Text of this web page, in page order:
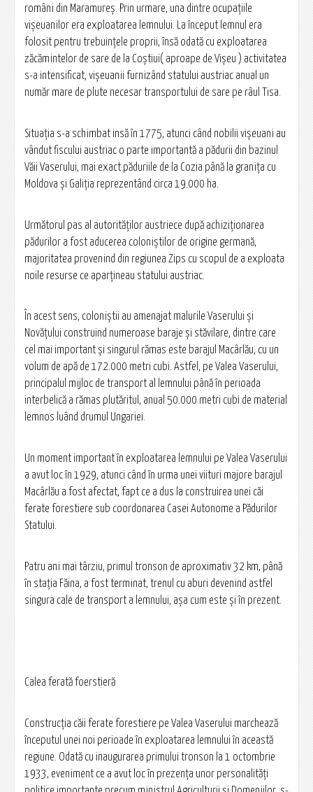
români din Maramureş. Prin urmare, una dintre ocupaţiile
vişeuanilor era exploatarea lemnului. La început lemnul era
folosit pentru trebuinţele proprii, însă odată cu exploatarea
zăcămintelor de sare de la Coştiui( aproape de Vişeu ) activitatea
s-a intensificat, vişeuanii furnizând statului austriac anual un
număr mare de plute necesar transportului de sare pe râul Tisa.
Situaţia s-a schimbat insă în 1775, atunci când nobilii vişeuani au
vândut fiscului austriac o parte importantă a pădurii din bazinul
Văii Vaserului, mai exact păduriile de la Cozia până la graniţa cu
Moldova şi Galiţia reprezentând circa 19.000 ha.
Următorul pas al autorităţilor austriece după achiziţionarea
pădurilor a fost aducerea coloniştilor de origine germană,
majoritatea provenind din regiunea Zips cu scopul de a exploata
noile resurse ce aparţineau statului austriac.
În acest sens, coloniştii au amenajat malurile Vaserului şi
Novăţului construind numeroase baraje şi stăvilare, dintre care
cel mai important şi singurul rămas este barajul Macârlău, cu un
volum de apă de 172.000 metri cubi. Astfel, pe Valea Vaserului,
principalul mijloc de transport al lemnului până în perioada
interbelică a rămas plutăritul, anual 50.000 metri cubi de material
lemnos luând drumul Ungariei.
Un moment important în exploatarea lemnului pe Valea Vaserului
a avut loc în 1929, atunci când în urma unei viituri majore barajul
Macârlău a fost afectat, fapt ce a dus la construirea unei căi
ferate forestiere sub coordonarea Casei Autonome a Pădurilor
Statului.
Patru ani mai târziu, primul tronson de aproximativ 32 km, până
în staţia Făina, a fost terminat, trenul cu aburi devenind astfel
singura cale de transport a lemnului, aşa cum este şi în prezent.
Calea ferată foerstieră
Construcţia căii ferate forestiere pe Valea Vaserului marchează
începutul unei noi perioade în exploatarea lemnului în această
regiune. Odată cu inaugurarea primului tronson la 1 octombrie
1933, eveniment ce a avut loc în prezenţa unor personalităţi